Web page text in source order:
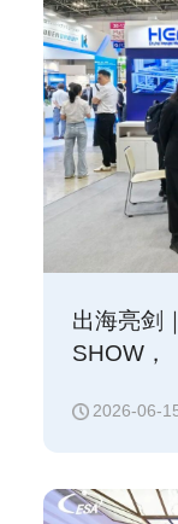
出海亮剑
SHOW，
2026-06-